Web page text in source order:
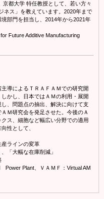
都大学 特任教授として、若い方々
ネス」を教えています。2020年まで
部門を担当し、2014年から2021年
Future Additive Manufacturing
導によるＴＲＡＦＡＭでの研究開
かし、日本ではＡＭの利用・展開
、問題点の抽出、解決に向けて支
Ｍ研究会を発足させた。今後のＡ
ス、細胞など幅広い分野での適用
性として、
ラインの変革
「大幅な在庫削減」
Plant、ＶＡＭＦ：Virtual AM